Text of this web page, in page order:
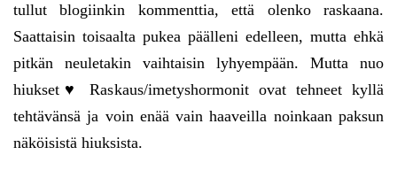
tullut blogiinkin kommenttia, että olenko raskaana.
Saattaisin toisaalta pukea päälleni edelleen, mutta ehkä
pitkän neuletakin vaihtaisin lyhyempään. Mutta nuo
hiukset♥ Raskaus/imetyshormonit ovat tehneet kyllä
tehtävänsä ja voin enää vain haaveilla noinkaan paksun
näköisistä hiuksista.